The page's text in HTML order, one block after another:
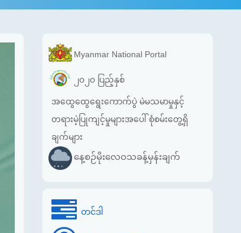
Myanmar National Portal
၂၀၂၀ ပြည့်နှစ်
အထွေထွေရွေးကောက်ပွဲ မဲမသမာမှုနှင့်
တရားမဲ့ပြုကျင့်မှုများအပေါ် စုံစမ်းတွေ့ရှိ
ချက်များ
နေ့စဉ်မိုးလေဝသခန့်မှန်းချက်
တင်ဒါ